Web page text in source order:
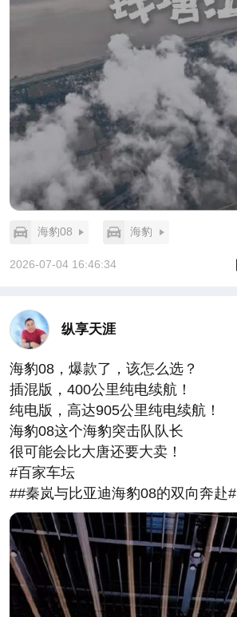
海豹08 海豹
2026-07-04 16:46:34
纵享天涯
海豹08，爆款了，该怎么选？
插混版，400公里纯电续航！
纯电版，高达905公里纯电续航！
海豹08这个海豹突击队队长
很可能会比大唐还要大卖！
#百家车坛
##秦岚与比亚迪海豹08的双向奔赴#